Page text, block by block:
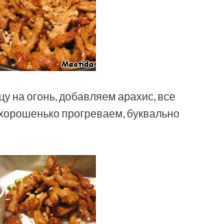
на огонь, добавляем арахис, все
прогреваем, буквально